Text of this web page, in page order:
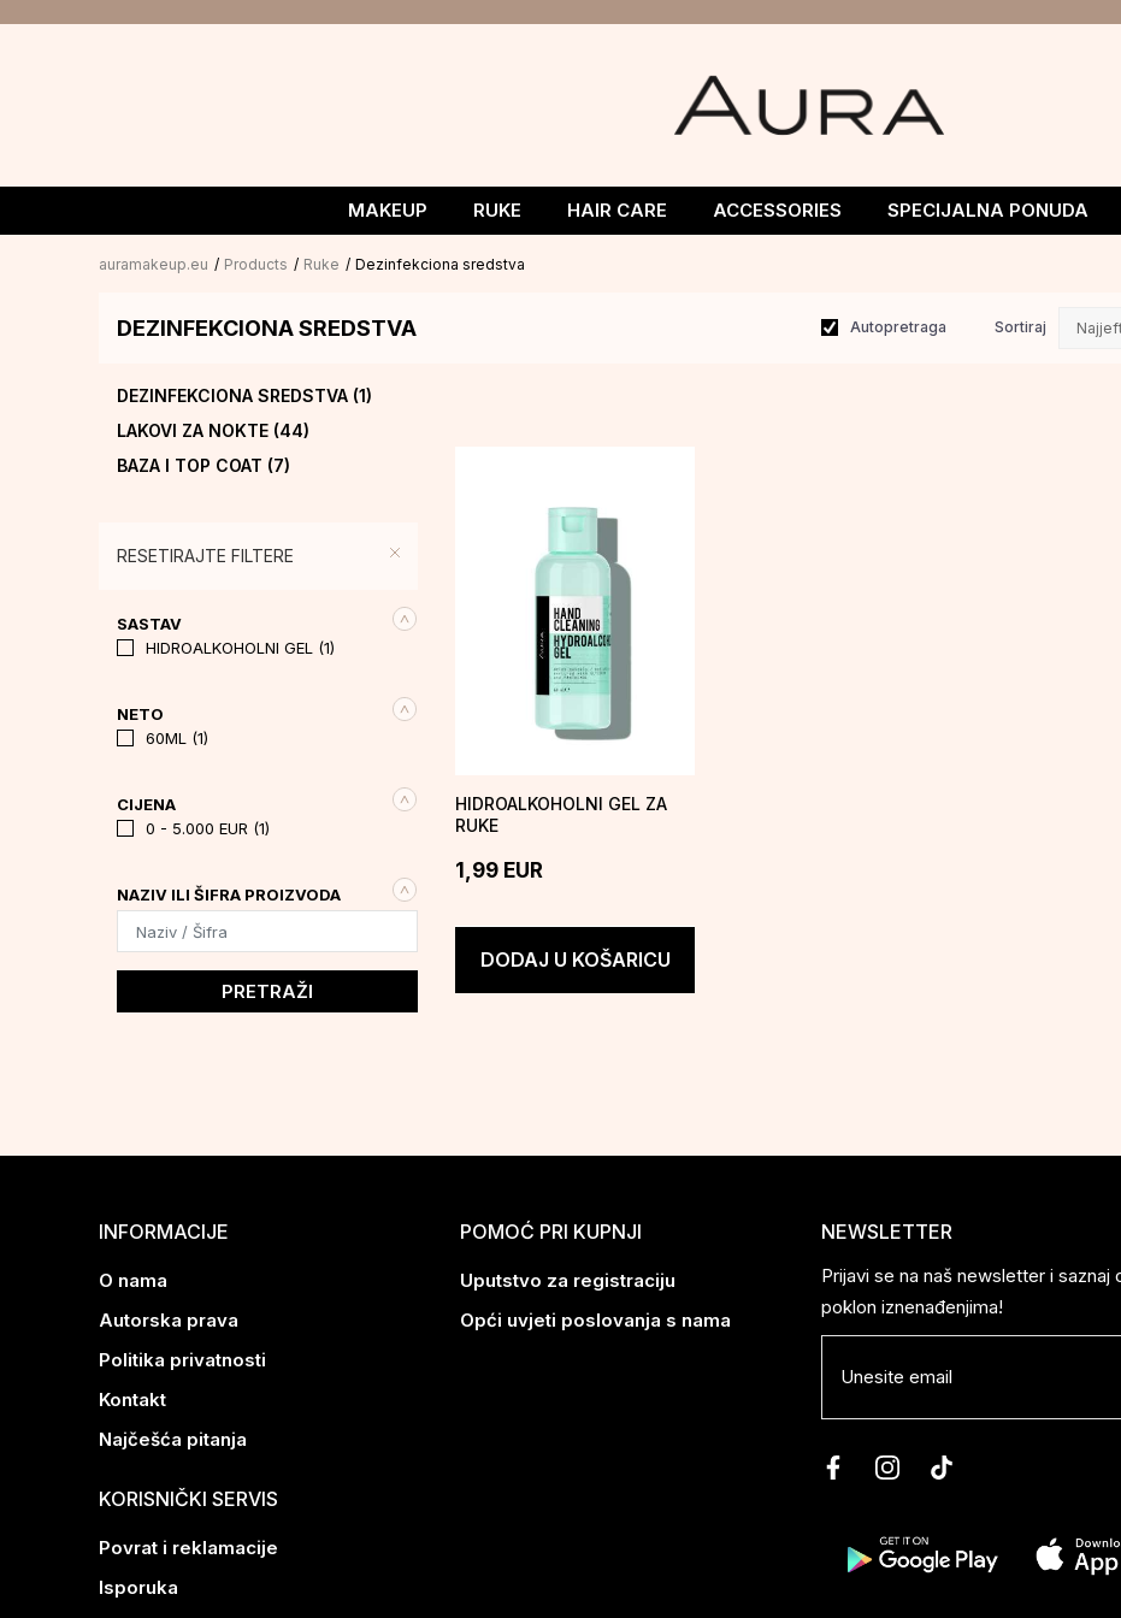
MAKEUP RUKE HAIR CARE ACCESSORIES SPECIJALNA PONUDA
auramakeup.eu Products Ruke Dezinfekciona sredstva
DEZINFEKCIONA SREDSTVA Autopretraga Sortiraj
DEZINFEKCIONA SREDSTVA (1)
LAKOVI ZA NOKTE (44)
BAZA I TOP COAT (7)
RESETIRAJTE FILTERE
SASTAV
HIDROALKOHOLNI GEL (1)
NETO
60ML (1)
CIJENA
0 - 5.000 EUR (1)
NAZIV ILI ŠIFRA PROIZVODA
PRETRAŽI
HIDROALKOHOLNI GEL ZA
RUKE
1,99 EUR
DODAJ U KOŠARICU
INFORMACIJE
O nama
Autorska prava
Politika privatnosti
Kontakt
Najčešća pitanja
POMOĆ PRI KUPNJI
Uputstvo za registraciju
Opći uvjeti poslovanja s nama
KORISNIČKI SERVIS
Povrat i reklamacije
Isporuka
NEWSLETTER
Prijavi se na naš newsletter i
poklon iznenađenjima!